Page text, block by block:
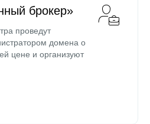
брокер»
проведут
домена о
цене и организуют